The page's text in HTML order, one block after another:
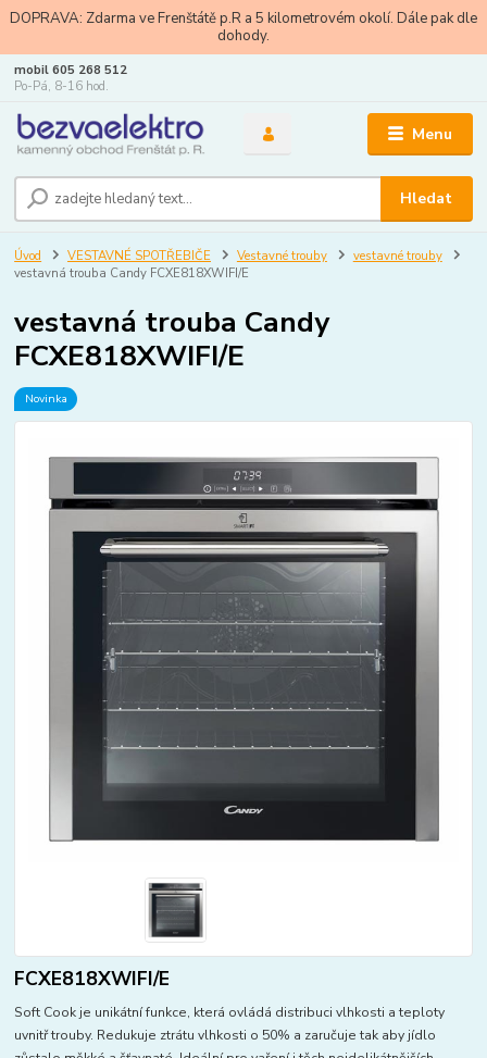
DOPRAVA: Zdarma ve Frenštátě p.R a 5 kilometrovém okolí. Dále pak dle
dohody.
Menu
Hledat
mobil 605 268 512
Po-Pá, 8-16 hod.
Úvod VESTAVNÉ SPOTŘEBIČE Vestavné trouby
vestavné trouby
vestavná trouba Candy FCXE818XWIFI/E
vestavná trouba Candy
FCXE818XWIFI/E
Novinka
FCXE818XWIFI/E
Soft Cook je unikátní funkce, která ovládá distribuci vlhkosti a teploty
uvnitř trouby. Redukuje ztrátu vlhkosti o 50% a zaručuje tak aby jídlo